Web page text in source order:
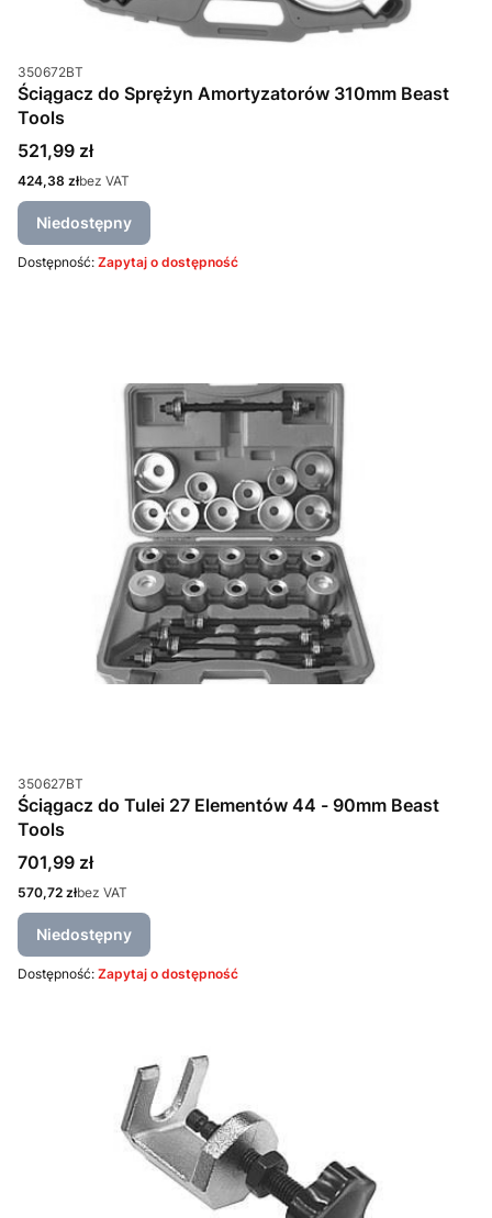
Kod produktu
350672BT
Ściągacz do Sprężyn Amortyzatorów 310mm Beast
Tools
Cena
521,99 zł
Cena
424,38 złbez VAT
Niedostępny
Dostępność: Zapytaj o dostępność
Kod produktu
350627BT
Ściągacz do Tulei 27 Elementów 44 - 90mm Beast
Tools
Cena
701,99 zł
Cena
570,72 złbez VAT
Niedostępny
Dostępność: Zapytaj o dostępność